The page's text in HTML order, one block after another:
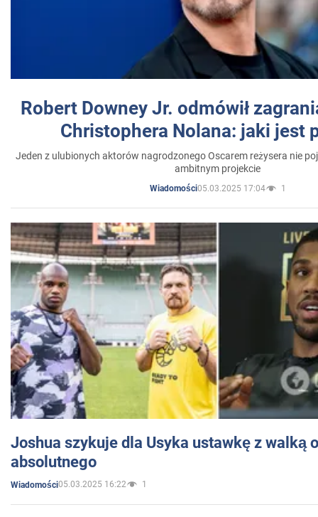
Robert Downey Jr. odmówił
Christophera Nolana: jaki jest
Jeden z ulubionych aktorów nagrodzonego Oscarem reżysera nie
ambitnym projekcie
Wiadomości05.03.2025 17:04 1
Joshua szykuje dla Usyka ustawkę z walką
absolutnego
Wiadomości05.03.2025 16:22 1